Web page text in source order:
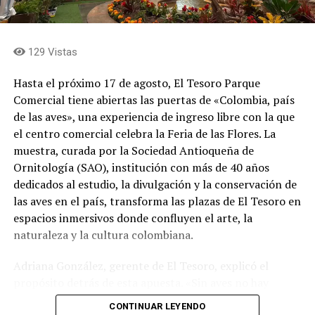
que funcionará desde las 10:00 a. m. hasta las 11:59 p.
variantes de tapa: 2.000 azules, 2.000 rojas y 2.000
verdes. Luis Fernando Bagué Trujillo, gerente de la
esta apuesta para la compañía. «Nos llena de orgullo
unir dos símbolos que hacen parte del corazón de los
antioqueños: Horizontes, una obra emblemática de
nuestro patrimonio cultural, y Aguardiente Antioqueño,
una marca que por más de cien años ha acompañado
nuestras celebraciones y los momentos más
importantes de nuestra historia. Esta edición especial es
un homenaje a nuestras raíces y a los valores que nos
definen: el trabajo, la berraquera, la esperanza, la
familia y la capacidad de mirar siempre hacia adelante»,
afirmó el directivo.
departamento y sus paisajes de montaña, además del
sello «Modo Antioqueño», estrategia de la
129 Vistas
Hasta el próximo 17 de agosto, El Tesoro Parque
Comercial tiene abiertas las puertas de «Colombia, país
de las aves», una experiencia de ingreso libre con la que
el centro comercial celebra la Feria de las Flores. La
muestra, curada por la Sociedad Antioqueña de
Ornitología (SAO), institución con más de 40 años
dedicados al estudio, la divulgación y la conservación de
las aves en el país, transforma las plazas de El Tesoro en
espacios inmersivos donde confluyen el arte, la
naturaleza y la cultura colombiana.
flores. Por esta razón abrimos nuestra celebración de la
CONTINUAR LEYENDO